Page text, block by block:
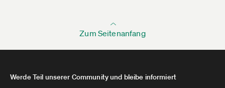
Zum Seitenanfang
Werde Teil unserer Community und bleibe informiert